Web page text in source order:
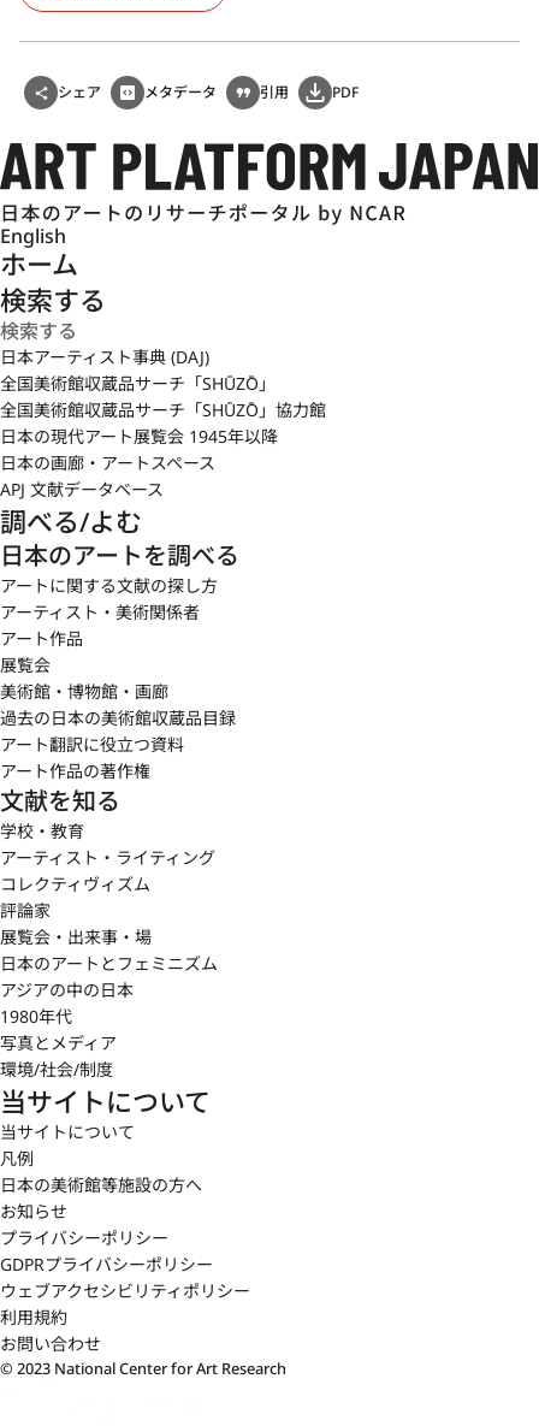
シェア メタデータ 引用 PDF
English
ホーム
検索する
日本アーティスト事典 (DAJ)
全国美術館収蔵品サーチ「SHŪZŌ」
全国美術館収蔵品サーチ「SHŪZŌ」協力館
日本の現代アート展覧会 1945年以降
日本の画廊・アートスペース
APJ 文献データベース
調べる/よむ
日本のアートを調べる
アートに関する文献の探し方
アーティスト・美術関係者
アート作品
展覧会
美術館・博物館・画廊
過去の日本の美術館収蔵品目録
アート翻訳に役立つ資料
アート作品の著作権
文献を知る
学校・教育
アーティスト・ライティング
コレクティヴィズム
評論家
展覧会・出来事・場
日本のアートとフェミニズム
アジアの中の日本
1980年代
写真とメディア
環境/社会/制度
当サイトについて
当サイトについて
凡例
日本の美術館等施設の方へ
お知らせ
プライバシーポリシー
GDPRプライバシーポリシー
ウェブアクセシビリティポリシー
利用規約
お問い合わせ
© 2023 National Center for Art Research